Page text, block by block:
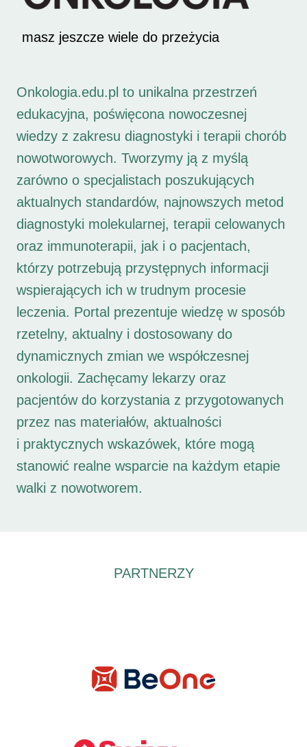
masz jeszcze wiele do przeżycia
Onkologia.edu.pl to unikalna przestrzeń
edukacyjna, poświęcona nowoczesnej
wiedzy z zakresu diagnostyki i terapii chorób
nowotworowych. Tworzymy ją z myślą
zarówno o specjalistach poszukujących
aktualnych standardów, najnowszych metod
diagnostyki molekularnej, terapii celowanych
oraz immunoterapii, jak i o pacjentach,
którzy potrzebują przystępnych informacji
wspierających ich w trudnym procesie
leczenia. Portal prezentuje wiedzę w sposób
rzetelny, aktualny i dostosowany do
dynamicznych zmian we współczesnej
onkologii. Zachęcamy lekarzy oraz
pacjentów do korzystania z przygotowanych
przez nas materiałów, aktualności
i praktycznych wskazówek, które mogą
stanowić realne wsparcie na każdym etapie
walki z nowotworem.
PARTNERZY